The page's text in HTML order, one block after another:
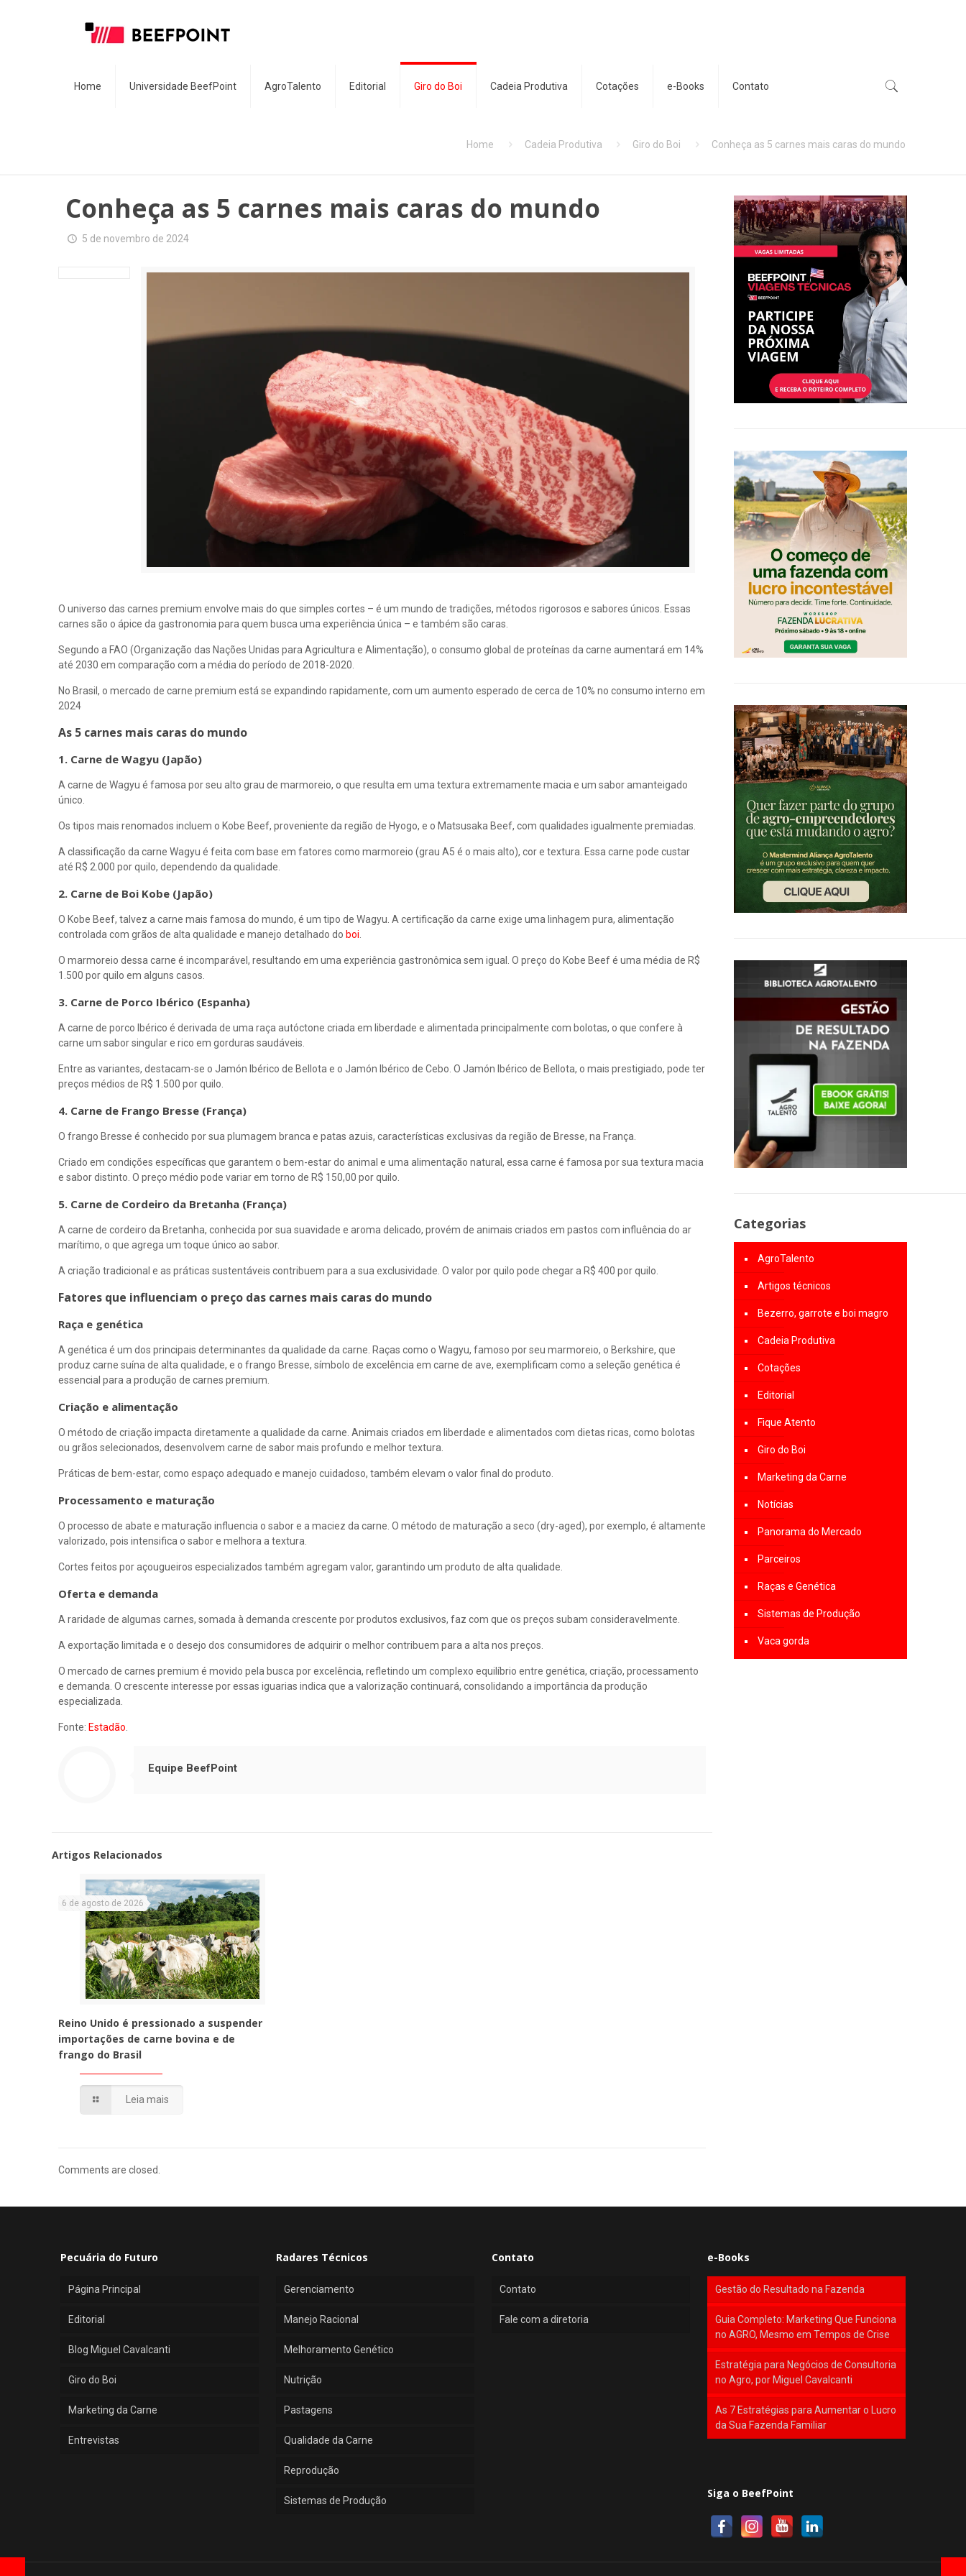
Home Universidade BeefPoint AgroTalento Editorial Giro do Boi Cadeia Produtiva Cotações e-Books Contato
Home Cadeia Produtiva Giro do Boi Conheça as 5 carnes mais caras do mundo
Conheça as 5 carnes mais caras do mundo
5 de novembro de 2024
O universo das carnes premium envolve mais do que simples cortes – é um mundo de tradições, métodos rigorosos e sabores únicos. Essas
carnes são o ápice da gastronomia para quem busca uma experiência única – e também são caras.
Segundo a FAO (Organização das Nações Unidas para Agricultura e Alimentação), o consumo global de proteínas da carne aumentará em 14%
até 2030 em comparação com a média do período de 2018-2020.
No Brasil, o mercado de carne premium está se expandindo rapidamente, com um aumento esperado de cerca de 10% no consumo interno em
2024
As 5 carnes mais caras do mundo
1. Carne de Wagyu (Japão)
A carne de Wagyu é famosa por seu alto grau de marmoreio, o que resulta em uma textura extremamente macia e um sabor amanteigado
único.
Os tipos mais renomados incluem o Kobe Beef, proveniente da região de Hyogo, e o Matsusaka Beef, com qualidades igualmente premiadas.
A classificação da carne Wagyu é feita com base em fatores como marmoreio (grau A5 é o mais alto), cor e textura. Essa carne pode custar
até R$ 2.000 por quilo, dependendo da qualidade.
2. Carne de Boi Kobe (Japão)
O Kobe Beef, talvez a carne mais famosa do mundo, é um tipo de Wagyu. A certificação da carne exige uma linhagem pura, alimentação
controlada com grãos de alta qualidade e manejo detalhado do boi
O marmoreio dessa carne é incomparável, resultando em uma experiência gastronômica sem igual. O preço do Kobe Beef é uma média de R$
1.500 por quilo em alguns casos.
3. Carne de Porco Ibérico (Espanha)
A carne de porco Ibérico é derivada de uma raça autóctone criada em liberdade e alimentada principalmente com bolotas, o que confere à
carne um sabor singular e rico em gorduras saudáveis.
Entre as variantes, destacam-se o Jamón Ibérico de Bellota e o Jamón Ibérico de Cebo. O Jamón Ibérico de Bellota, o mais prestigiado, pode ter
preços médios de R$ 1.500 por quilo.
4. Carne de Frango Bresse (França)
O frango Bresse é conhecido por sua plumagem branca e patas azuis, características exclusivas da região de Bresse, na França.
Criado em condições específicas que garantem o bem-estar do animal e uma alimentação natural, essa carne é famosa por sua textura macia
e sabor distinto. O preço médio pode variar em torno de R$ 150,00 por quilo.
5. Carne de Cordeiro da Bretanha (França)
A carne de cordeiro da Bretanha, conhecida por sua suavidade e aroma delicado, provém de animais criados em pastos com influência do ar
marítimo, o que agrega um toque único ao sabor.
A criação tradicional e as práticas sustentáveis contribuem para a sua exclusividade. O valor por quilo pode chegar a R$ 400 por quilo.
Fatores que influenciam o preço das carnes mais caras do mundo
Raça e genética
A genética é um dos principais determinantes da qualidade da carne. Raças como o Wagyu, famoso por seu marmoreio, o Berkshire, que
produz carne suína de alta qualidade, e o frango Bresse, símbolo de excelência em carne de ave, exemplificam como a seleção genética é
essencial para a produção de carnes premium.
Criação e alimentação
O método de criação impacta diretamente a qualidade da carne. Animais criados em liberdade e alimentados com dietas ricas, como bolotas
ou grãos selecionados, desenvolvem carne de sabor mais profundo e melhor textura.
Práticas de bem-estar, como espaço adequado e manejo cuidadoso, também elevam o valor final do produto.
Processamento e maturação
O processo de abate e maturação influencia o sabor e a maciez da carne. O método de maturação a seco (dry-aged), por exemplo, é altamente
valorizado, pois intensifica o sabor e melhora a textura.
Cortes feitos por açougueiros especializados também agregam valor, garantindo um produto de alta qualidade.
Oferta e demanda
A raridade de algumas carnes, somada à demanda crescente por produtos exclusivos, faz com que os preços subam consideravelmente.
A exportação limitada e o desejo dos consumidores de adquirir o melhor contribuem para a alta nos preços.
O mercado de carnes premium é movido pela busca por excelência, refletindo um complexo equilíbrio entre genética, criação, processamento
e demanda. O crescente interesse por essas iguarias indica que a valorização continuará, consolidando a importância da produção
especializada.
Fonte: Estadão
Equipe BeefPoint
Artigos Relacionados
6 de agosto de 2026
Reino Unido é pressionado a suspender
importações de carne bovina e de
frango do Brasil
Leia mais
Comments are closed.
Categorias
AgroTalento
Artigos técnicos
Bezerro, garrote e boi magro
Cadeia Produtiva
Cotações
Editorial
Fique Atento
Giro do Boi
Marketing da Carne
Notícias
Panorama do Mercado
Parceiros
Raças e Genética
Sistemas de Produção
Vaca gorda
Pecuária do Futuro
Página Principal
Editorial
Blog Miguel Cavalcanti
Giro do Boi
Marketing da Carne
Entrevistas
Radares Técnicos
Gerenciamento
Manejo Racional
Melhoramento Genético
Nutrição
Pastagens
Qualidade da Carne
Reprodução
Sistemas de Produção
Contato
Contato
Fale com a diretoria
e-Books
Gestão do Resultado na Fazenda
Guia Completo: Marketing Que Funciona
no AGRO, Mesmo em Tempos de Crise
Estratégia para Negócios de Consultoria
no Agro, por Miguel Cavalcanti
As 7 Estratégias para Aumentar o Lucro
da Sua Fazenda Familiar
Siga o BeefPoint